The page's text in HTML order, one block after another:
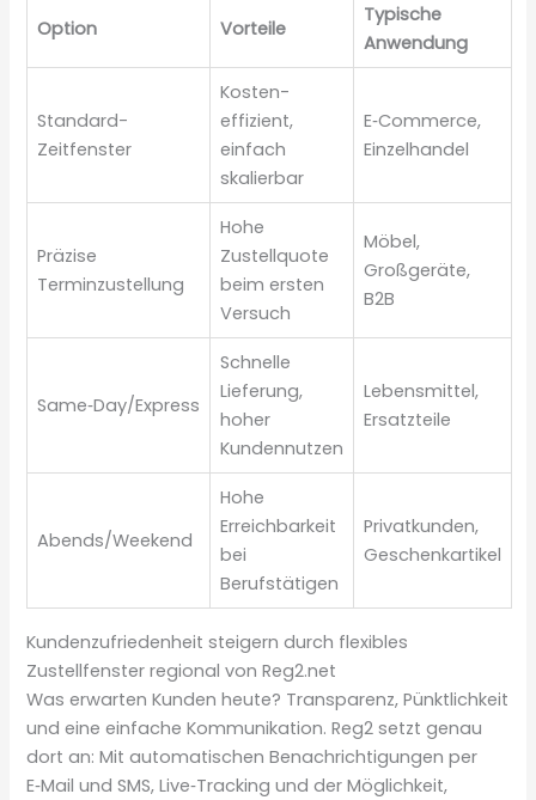
Option Vorteile
Typische
Anwendung
Standard-
Zeitfenster
Kosten­
effizient,
einfach
skalierbar
E‑Commerce,
Einzelhandel
Präzise
Terminzustellung
Hohe
Zustellquote
beim ersten
Versuch
Möbel,
Großgeräte,
B2B
Same‑Day/Express
Schnelle
Lieferung,
hoher
Kundennutzen
Lebensmittel,
Ersatzteile
Abends/Weekend
Hohe
Erreichbarkeit
bei
Berufstätigen
Privatkunden,
Geschenkartikel
Kundenzufriedenheit steigern durch flexibles
Zustellfenster regional von Reg2.net
Was erwarten Kunden heute? Transparenz, Pünktlichkeit
und eine einfache Kommunikation. Reg2 setzt genau
dort an: Mit automatischen Benachrichtigungen per
E‑Mail und SMS, Live‑Tracking und der Möglichkeit,